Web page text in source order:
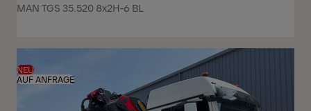
MAN TGS 35.520 8x2H-6 BL
NEU
AUF ANFRAGE